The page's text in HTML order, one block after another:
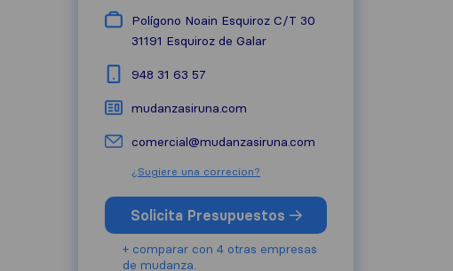
Polígono Noain Esquiroz C/T 30
31191 Esquiroz de Galar
948 31 63 57
mudanzasiruna.com
comercial@mudanzasiruna.com
¿Sugiere una correcion?
Solicita Presupuestos
+ comparar con 4 otras empresas
de mudanza.